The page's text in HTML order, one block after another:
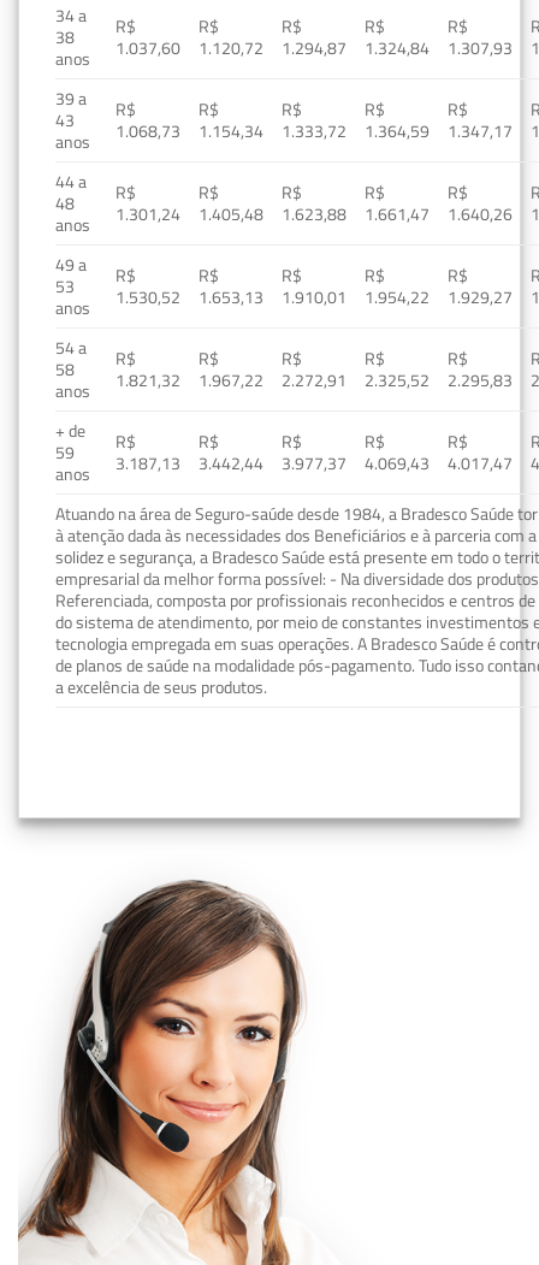
34 a
38
anos
R$
1.037,60
R$
1.120,72
R$
1.294,87
R$
1.324,84
R$
1.307,93
39 a
43
anos
R$
1.068,73
R$
1.154,34
R$
1.333,72
R$
1.364,59
R$
1.347,17
44 a
48
anos
R$
1.301,24
R$
1.405,48
R$
1.623,88
R$
1.661,47
R$
1.640,26
49 a
53
anos
R$
1.530,52
R$
1.653,13
R$
1.910,01
R$
1.954,22
R$
1.929,27
54 a
58
anos
R$
1.821,32
R$
1.967,22
R$
2.272,91
R$
2.325,52
R$
2.295,83
+ de
59
anos
R$
3.187,13
R$
3.442,44
R$
3.977,37
R$
4.069,43
R$
4.017,47
Atuando na área de Seguro-saúde desde 1984, a Bradesco Saúde
à atenção dada às necessidades dos Beneficiários e à parceria com
solidez e segurança, a Bradesco Saúde está presente em todo o
empresarial da melhor forma possível: - Na diversidade dos
Referenciada, composta por profissionais reconhecidos e centros
do sistema de atendimento, por meio de constantes investimentos
tecnologia empregada em suas operações. A Bradesco Saúde é
de planos de saúde na modalidade pós-pagamento. Tudo isso
a excelência de seus produtos.